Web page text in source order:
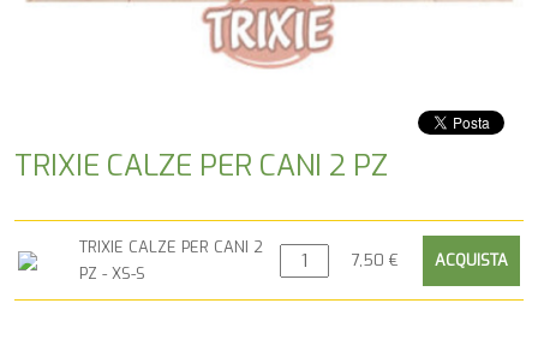
TRIXIE CALZE PER CANI 2 PZ
TRIXIE CALZE PER CANI 2
PZ - XS-S
7,50 €